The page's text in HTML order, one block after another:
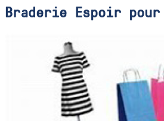
Braderie Espoir